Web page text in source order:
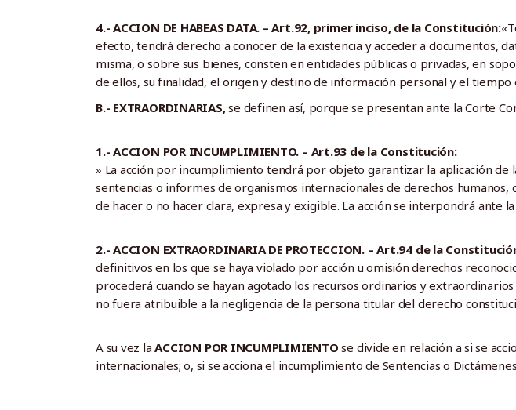
4.- ACCION DE HABEAS DATA. – Art.92, primer inciso, de la Constitución:
efecto, tendrá derecho a conocer de la existencia y acceder a documentos,
misma, o sobre sus bienes, consten en entidades públicas o privadas, en
de ellos, su finalidad, el origen y destino de información personal y el tiempo
B.- EXTRAORDINARIAS,se definen así, porque se presentan ante la Corte
1.- ACCION POR INCUMPLIMIENTO. – Art.93 de la Constitución:
» La acción por incumplimiento tendrá por objeto garantizar la aplicación
sentencias o informes de organismos internacionales de derechos
de hacer o no hacer clara, expresa y exigible. La acción se interpondrá ante
2.- ACCION EXTRAORDINARIA DE PROTECCION. – Art.94 de la
definitivos en los que se haya violado por acción u omisión derechos
procederá cuando se hayan agotado los recursos ordinarios y
no fuera atribuible a la negligencia de la persona titular del derecho
A su vez laACCION POR INCUMPLIMIENTO se divide en relación a si se
internacionales; o, si se acciona el incumplimiento de Sentencias o